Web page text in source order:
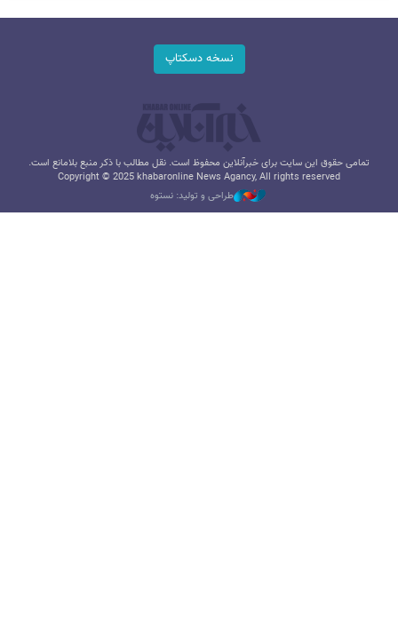
نسخه دسکتاپ
تمامی حقوق این سایت برای خبرآنلاین محفوظ است. نقل مطالب با ذکر منبع بلامانع است.
Copyright © 2025 khabaronline News Agancy, All rights reserved
طراحی و تولید: نستوه